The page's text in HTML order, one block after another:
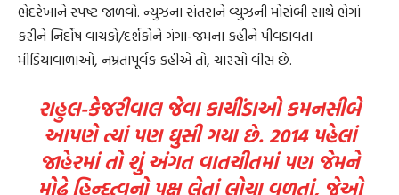
ભેદરેખાને સ્પષ્ટ જાળવો. ન્યુઝના સંતરાને વ્યુઝની મોસંબી સાથે ભેગાં
કરીને નિર્દોષ વાચકો/દર્શકોને ગંગા-જમના કહીને પીવડાવતા
મીડિયાવાળાઓ, નમ્રતાપૂર્વક કહીએ તો, ચારસો વીસ છે.
રાહુલ-કેજરીવાલ જેવા કાચીંડાઓ કમનસીબે
આપણે ત્યાં પણ ઘુસી ગયા છે. 2014 પહેલાં
જાહેરમાં તો શું અંગત વાતચીતમાં પણ જેમને
મોઢે હિન્દુત્વનો પક્ષ લેતાં લોચા વળતાં, જેઓ